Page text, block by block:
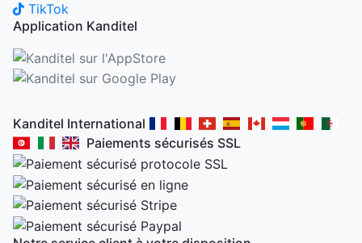
TikTok
Application Kanditel
Kanditel International
Paiements sécurisés SSL